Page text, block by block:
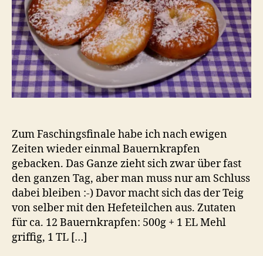
Zum Faschingsfinale habe ich nach ewigen
Zeiten wieder einmal Bauernkrapfen
gebacken. Das Ganze zieht sich zwar über fast
den ganzen Tag, aber man muss nur am Schluss
dabei bleiben :-) Davor macht sich das der Teig
von selber mit den Hefeteilchen aus. Zutaten
für ca. 12 Bauernkrapfen: 500g + 1 EL Mehl
griffig, 1 TL […]